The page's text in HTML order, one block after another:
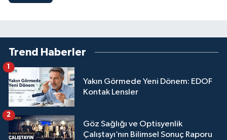
Trend Haberler
Yakın Görmede Yeni Dönem: EDOF
Kontak Lensler
1
Göz Sağlığı ve Optisyenlik
Çalıştayı’nın Bilimsel Sonuç Raporu
2